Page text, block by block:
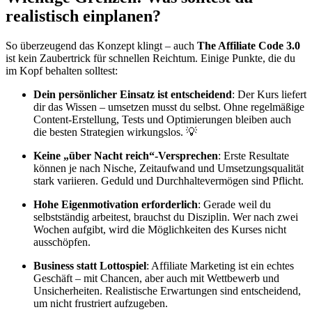
realistisch einplanen?
So überzeugend das Konzept klingt – auch The Affiliate Code 3.0
ist kein Zaubertrick für schnellen Reichtum. Einige Punkte, die du
im Kopf behalten solltest:
Dein persönlicher Einsatz ist entscheidend: Der Kurs liefert
dir das Wissen – umsetzen musst du selbst. Ohne regelmäßige
Content-Erstellung, Tests und Optimierungen bleiben auch
die besten Strategien wirkungslos. 💡
Keine „über Nacht reich“-Versprechen: Erste Resultate
können je nach Nische, Zeitaufwand und Umsetzungsqualität
stark variieren. Geduld und Durchhaltevermögen sind Pflicht.
Hohe Eigenmotivation erforderlich: Gerade weil du
selbstständig arbeitest, brauchst du Disziplin. Wer nach zwei
Wochen aufgibt, wird die Möglichkeiten des Kurses nicht
ausschöpfen.
Business statt Lottospiel: Affiliate Marketing ist ein echtes
Geschäft – mit Chancen, aber auch mit Wettbewerb und
Unsicherheiten. Realistische Erwartungen sind entscheidend,
um nicht frustriert aufzugeben.